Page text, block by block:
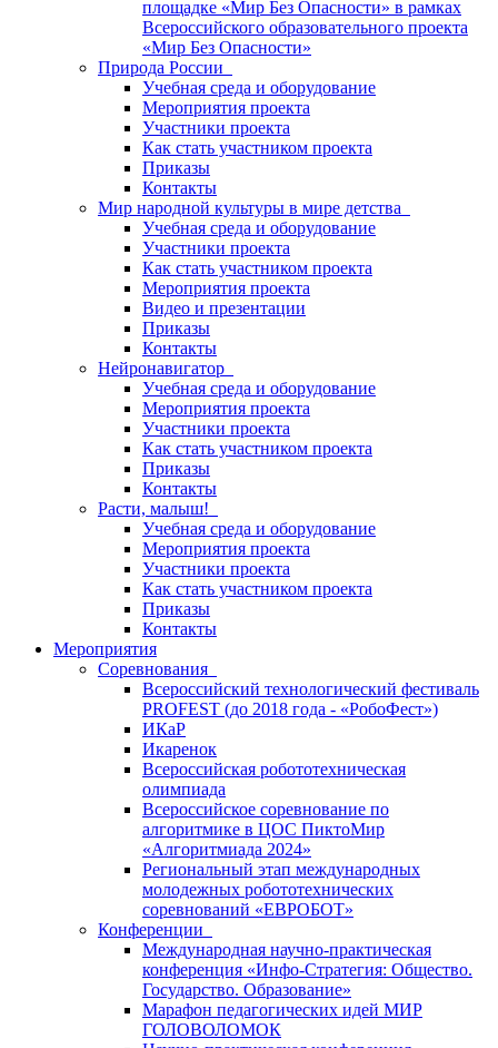
площадке «Мир Без Опасности» в рамках
Всероссийского образовательного проекта
«Мир Без Опасности»
Природа России
Учебная среда и оборудование
Мероприятия проекта
Участники проекта
Как стать участником проекта
Приказы
Контакты
Мир народной культуры в мире детства
Учебная среда и оборудование
Участники проекта
Как стать участником проекта
Мероприятия проекта
Видео и презентации
Приказы
Контакты
Нейронавигатор
Учебная среда и оборудование
Мероприятия проекта
Участники проекта
Как стать участником проекта
Приказы
Контакты
Расти, малыш!
Учебная среда и оборудование
Мероприятия проекта
Участники проекта
Как стать участником проекта
Приказы
Контакты
Мероприятия
Соревнования
Всероссийский технологический фестиваль
PROFEST (до 2018 года - «РобоФест»)
ИКаР
Икаренок
Всероссийская робототехническая
олимпиада
Всероссийское соревнование по
алгоритмике в ЦОС ПиктоМир
«Алгоритмиада 2024»
Региональный этап международных
молодежных робототехнических
соревнований «ЕВРОБОТ»
Конференции
Международная научно-практическая
конференция «Инфо-Стратегия: Общество.
Государство. Образование»
Марафон педагогических идей МИР
ГОЛОВОЛОМОК